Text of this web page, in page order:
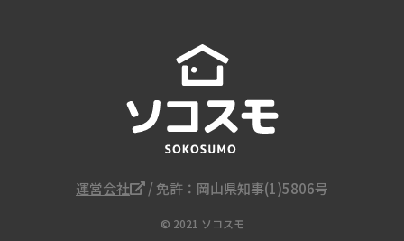
運営会社 / 免許：岡山県知事(1)5806号
© 2021 ソコスモ